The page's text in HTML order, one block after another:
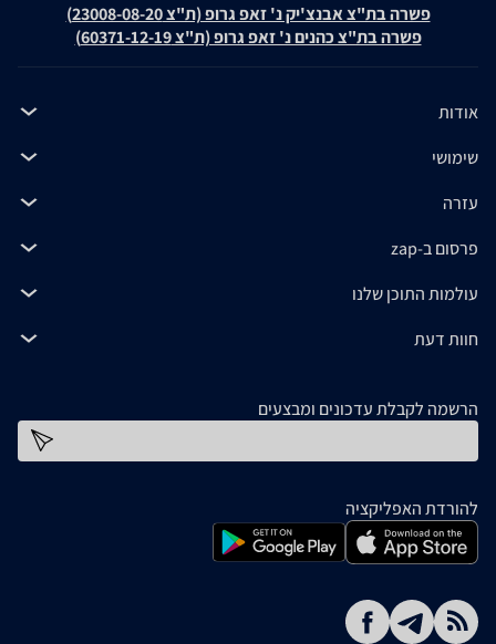
פשרה בת"צ אבנצ'יק נ' זאפ גרופ (ת"צ 23008-08-20)
פשרה בת"צ כהנים נ' זאפ גרופ (ת"צ 60371-12-19)
אודות
שימושי
עזרה
פרסום ב-zap
עולמות התוכן שלנו
חוות דעת
הרשמה לקבלת עדכונים ומבצעים
להורדת האפליקציה